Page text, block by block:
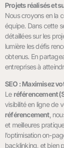
Projets réalisés et
Nous croyons en la
équipe. Dans cette
détaillées sur les
lumière les défis
obtenus. En
entreprises à
SEO : Maximisez
Le référencement
visibilité en ligne de
référencement,
et meilleures
l’optimisation on-
backlinking, et bien